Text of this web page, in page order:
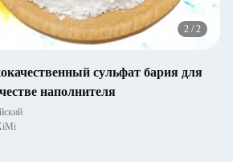
2 / 2
сульфат бария для
наполнителя